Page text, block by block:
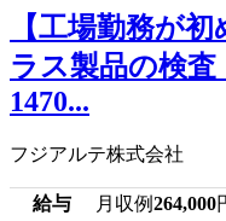
【工場勤務が
ラス製品の検査
1470...
フジアルテ株式会社
給与 月収例264,000